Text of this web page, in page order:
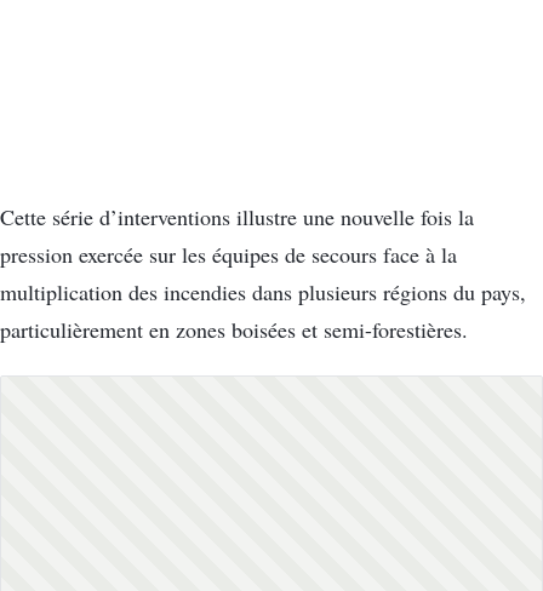
Cette série d’interventions illustre une nouvelle fois la
pression exercée sur les équipes de secours face à la
multiplication des incendies dans plusieurs régions du pays,
particulièrement en zones boisées et semi-forestières.